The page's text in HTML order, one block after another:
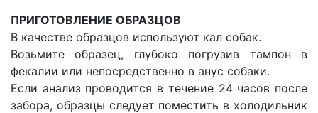
ПРИГОТОВЛЕНИЕ ОБРАЗЦОВ
В качестве образцов используют кал собак.
Возьмите образец, глубоко погрузив тампон в
фекалии или непосредственно в анус собаки.
Если анализ проводится в течение 24 часов после
забора, образцы следует поместить в холодильник